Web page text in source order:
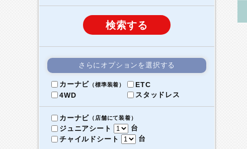
検索する
さらにオプションを選択する
カーナビ （標準装着）
ETC
4WD
スタッドレス
カーナビ （店舗にて装着）
ジュニアシート
台
チャイルドシート
台